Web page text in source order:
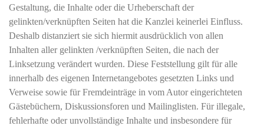
Gestaltung, die Inhalte oder die Urheberschaft der
gelinkten/verknüpften Seiten hat die Kanzlei keinerlei Einfluss.
Deshalb distanziert sie sich hiermit ausdrücklich von allen
Inhalten aller gelinkten /verknüpften Seiten, die nach der
Linksetzung verändert wurden. Diese Feststellung gilt für alle
innerhalb des eigenen Internetangebotes gesetzten Links und
Verweise sowie für Fremdeinträge in vom Autor eingerichteten
Gästebüchern, Diskussionsforen und Mailinglisten. Für illegale,
fehlerhafte oder unvollständige Inhalte und insbesondere für